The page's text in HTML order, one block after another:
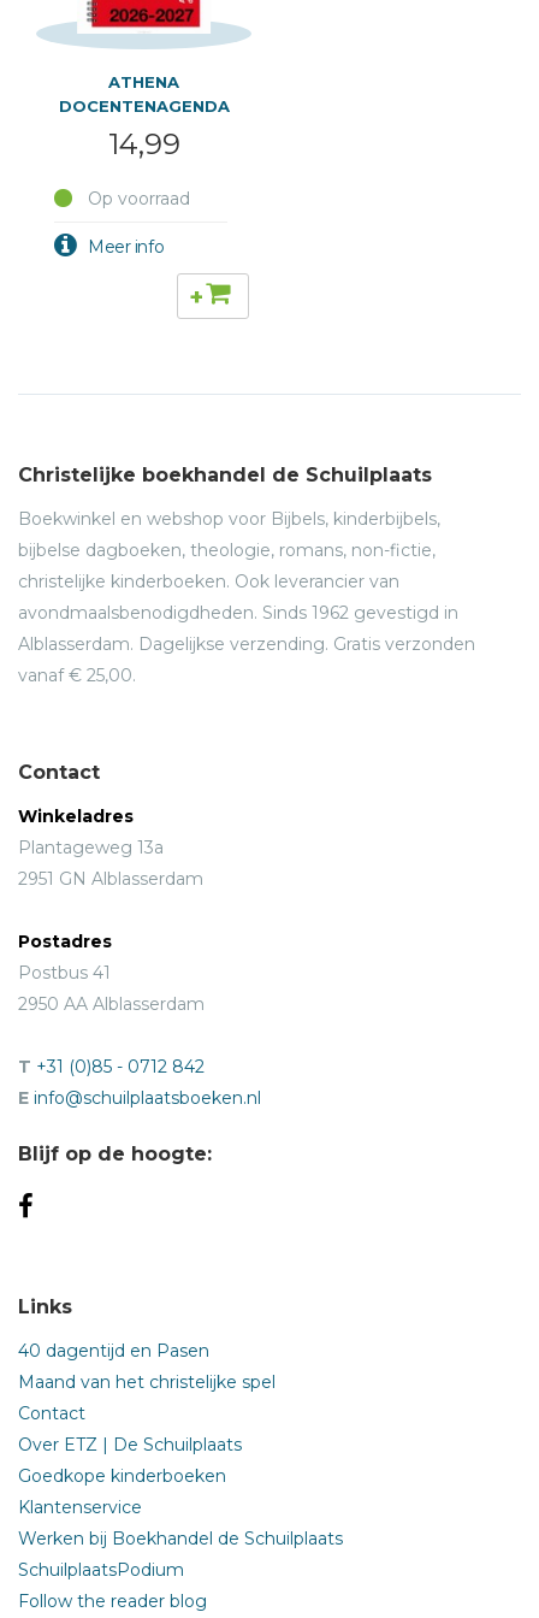
ATHENA
DOCENTENAGENDA
2026-2027 A4
14,99
Op voorraad
+
Christelijke boekhandel de Schuilplaats
Boekwinkel en webshop voor Bijbels, kinderbijbels,
bijbelse dagboeken, theologie, romans, non-fictie,
christelijke kinderboeken. Ook leverancier van
avondmaalsbenodigdheden. Sinds 1962 gevestigd in
Alblasserdam. Dagelijkse verzending. Gratis verzonden
vanaf € 25,00.
Contact
Winkeladres
Plantageweg 13a
2951 GN Alblasserdam
Postadres
Postbus 41
2950 AA Alblasserdam
T +31 (0)85 - 0712 842
E info@schuilplaatsboeken.nl
Blijf op de hoogte:
Links
40 dagentijd en Pasen
Maand van het christelijke spel
Contact
Over ETZ | De Schuilplaats
Goedkope kinderboeken
Klantenservice
Werken bij Boekhandel de Schuilplaats
SchuilplaatsPodium
Follow the reader blog